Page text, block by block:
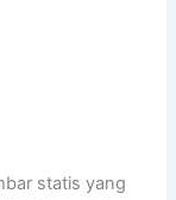
statis yang